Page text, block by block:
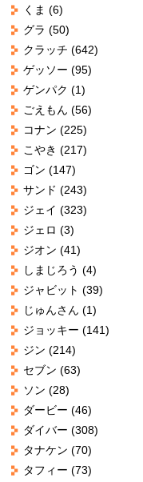
くま (6)
グラ (50)
クラッチ (642)
ゲッソー (95)
ゲンパク (1)
ごえもん (56)
コナン (225)
こやき (217)
ゴン (147)
サンド (243)
ジェイ (323)
ジェロ (3)
ジオン (41)
しまじろう (4)
ジャビット (39)
じゅんさん (1)
ジョッキー (141)
ジン (214)
セブン (63)
ソン (28)
ダービー (46)
ダイバー (308)
タナケン (70)
タフィー (73)